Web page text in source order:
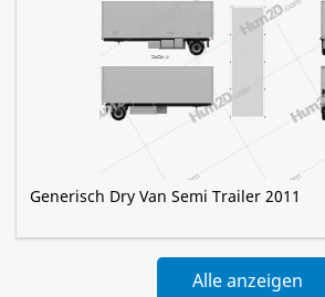
Generisch Dry Van Semi Trailer 2011
Alle anzeigen